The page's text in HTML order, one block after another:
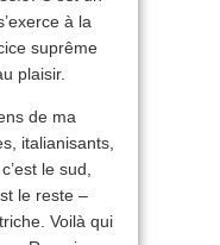
à la
suprême
plaisir.
de ma
italianisants,
le sud,
le reste –
Voilà qui